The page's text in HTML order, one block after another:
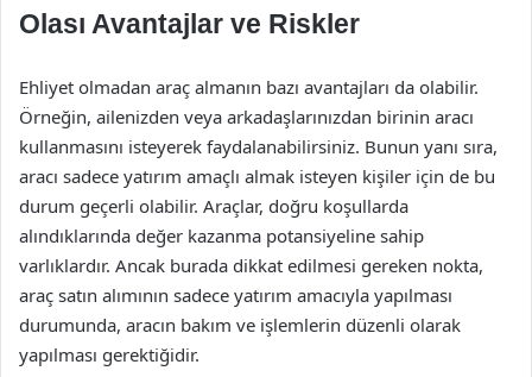
Olası Avantajlar ve Riskler
Ehliyet olmadan araç almanın bazı avantajları da olabilir.
Örneğin, ailenizden veya arkadaşlarınızdan birinin aracı
kullanmasını isteyerek faydalanabilirsiniz. Bunun yanı sıra,
aracı sadece yatırım amaçlı almak isteyen kişiler için de bu
durum geçerli olabilir. Araçlar, doğru koşullarda
alındıklarında değer kazanma potansiyeline sahip
varlıklardır. Ancak burada dikkat edilmesi gereken nokta,
araç satın alımının sadece yatırım amacıyla yapılması
durumunda, aracın bakım ve işlemlerin düzenli olarak
yapılması gerektiğidir.